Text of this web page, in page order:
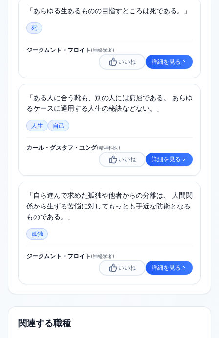
「あらゆる生あるものの目指すところは死である。」
死
ジークムント・フロイト (神経学者)
いいね 詳細を見る
「ある人に合う靴も、別の人には窮屈である。 あらゆ
るケースに適用する人生の秘訣などない。」
人生 自己
カール・グスタフ・ユング(精神科医)
いいね 詳細を見る
「自ら進んで求めた孤独や他者からの分離は、 人間関
係から生ずる苦悩に対してもっとも手近な防衛となる
ものである。」
孤独
ジークムント・フロイト (神経学者)
いいね 詳細を見る
関連する職種